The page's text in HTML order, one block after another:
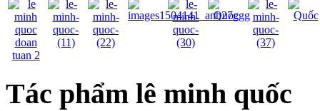
Tác phẩm lê minh quốc